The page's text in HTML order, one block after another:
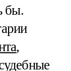
бы.
,